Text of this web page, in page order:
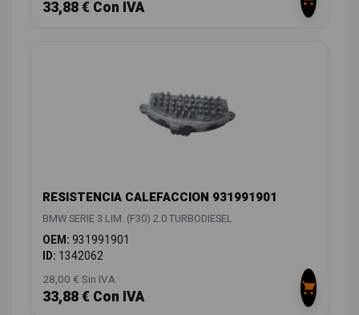
33,88 € Con IVA
RESISTENCIA CALEFACCION 931991901
BMW SERIE 3 LIM. (F30) 2.0 TURBODIESEL
OEM: 931991901
ID: 1342062
28,00 € Sin IVA
33,88 € Con IVA